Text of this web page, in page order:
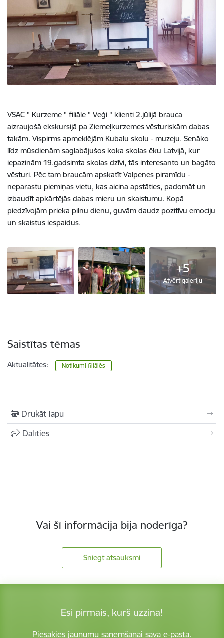
VSAC " Kurzeme " filiāle " Veģi " klienti 2.jūlijā brauca
aizraujošā ekskursijā pa Ziemeļkurzemes vēsturiskām dabas
takām. Vispirms apmeklējām Kubalu skolu - muzeju. Senāko
līdz mūsdienām saglabājušos koka skolas ēku Latvijā, kur
iepazinām 19.gadsimta skolas dzīvi, tās interesanto un bagāto
vēsturi. Pēc tam braucām apskatīt Valpenes piramīdu -
neparastu piemiņas vietu, kas aicina apstāties, padomāt un
izbaudīt apkārtējās dabas mieru un skaistumu. Kopā
piedzīvojām prieka pilnu dienu, guvām daudz pozitīvu emociju
un skaistus iespaidus.
+5
Atvērt galeriju
Saistītas tēmas
Aktualitātes: Notikumi filiālēs
Drukāt lapu
Dalīties
Vai šī informācija bija noderīga?
Sniegt atsauksmi
Esi pirmais, kurš uzzina!
Piesakies jaunumu saņemšanai savā e-pastā.